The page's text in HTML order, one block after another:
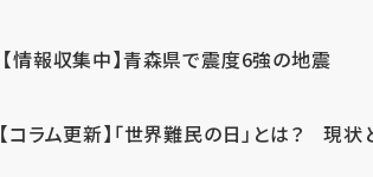
【情報収集中】青森県で震度6強の地震
【コラム更新】「世界難民の日」とは？ 現